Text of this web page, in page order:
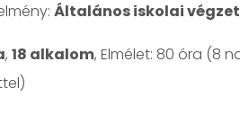
Általános iskolai
, 18 alkalom, Elmélet: 80 óra (8